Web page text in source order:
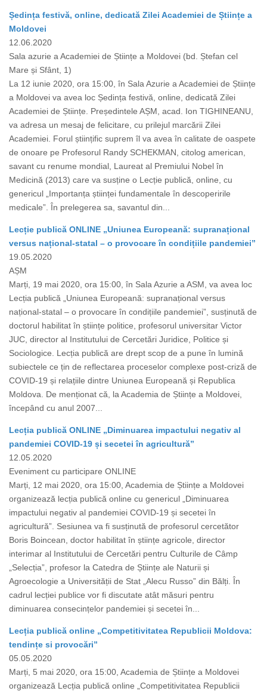
Ședința festivă, online, dedicată Zilei Academiei de Științe a
Moldovei
12.06.2020
Sala azurie a Academiei de Științe a Moldovei (bd. Ștefan cel
Mare și Sfânt, 1)
La 12 iunie 2020, ora 15:00, în Sala Azurie a Academiei de Științe
a Moldovei va avea loc Ședința festivă, online, dedicată Zilei
Academiei de Științe. Președintele AȘM, acad. Ion TIGHINEANU,
va adresa un mesaj de felicitare, cu prilejul marcării Zilei
Academiei. Forul științific suprem îl va avea în calitate de oaspete
de onoare pe Profesorul Randy SCHEKMAN, citolog american,
savant cu renume mondial, Laureat al Premiului Nobel în
Medicină (2013) care va susține o Lecție publică, online, cu
genericul „Importanța științei fundamentale în descoperirile
medicale”. În prelegerea sa, savantul din...
Lecție publică ONLINE „Uniunea Europeană: supranațional
versus național-statal – o provocare în condițiile pandemiei”
19.05.2020
AȘM
Marți, 19 mai 2020, ora 15:00, în Sala Azurie a ASM, va avea loc
Lecția publică „Uniunea Europeană: supranațional versus
național-statal – o provocare în condițiile pandemiei”, susținută de
doctorul habilitat în științe politice, profesorul universitar Victor
JUC, director al Institutului de Cercetări Juridice, Politice și
Sociologice. Lecția publică are drept scop de a pune în lumină
subiectele ce țin de reflectarea proceselor complexe post-criză de
COVID-19 și relațiile dintre Uniunea Europeană și Republica
Moldova. De menționat că, la Academia de Științe a Moldovei,
începând cu anul 2007...
Lecția publică ONLINE „Diminuarea impactului negativ al
pandemiei COVID-19 și secetei în agricultură”
12.05.2020
Eveniment cu participare ONLINE
Marți, 12 mai 2020, ora 15:00, Academia de Științe a Moldovei
organizează lecția publică online cu genericul „Diminuarea
impactului negativ al pandemiei COVID-19 și secetei în
agricultură”. Sesiunea va fi susținută de profesorul cercetător
Boris Boincean, doctor habilitat în științe agricole, director
interimar al Institutului de Cercetări pentru Culturile de Câmp
„Selecția”, profesor la Catedra de Științe ale Naturii și
Agroecologie a Universității de Stat „Alecu Russo” din Bălți. În
cadrul lecției publice vor fi discutate atât măsuri pentru
diminuarea consecințelor pandemiei și secetei în...
Lecția publică online „Competitivitatea Republicii Moldova:
tendințe si provocări”
05.05.2020
Marți, 5 mai 2020, ora 15:00, Academia de Științe a Moldovei
organizează Lecția publică online „Competitivitatea Republicii